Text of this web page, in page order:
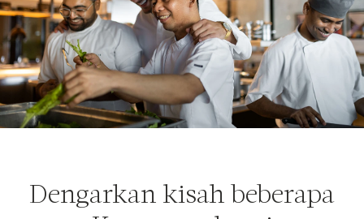
Dengarkan kisah beberapa